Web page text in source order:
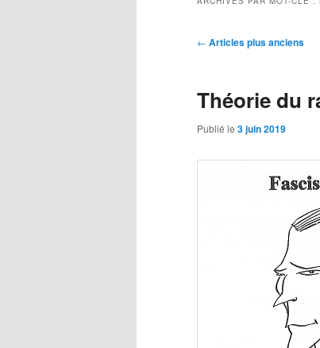
Navigation
← Articles plus anciens
Théorie du
Publié le 3 juin 2019